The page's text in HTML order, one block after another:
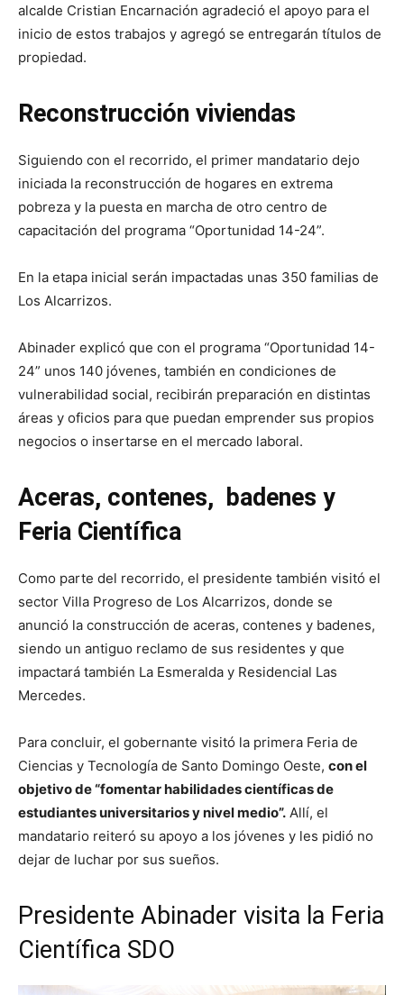
alcalde Cristian Encarnación agradeció el apoyo para el
inicio de estos trabajos y agregó se entregarán títulos de
propiedad.
Reconstrucción viviendas
Siguiendo con el recorrido, el primer mandatario dejo
iniciada la reconstrucción de hogares en extrema
pobreza y la puesta en marcha de otro centro de
capacitación del programa “Oportunidad 14-24”.
En la etapa inicial serán impactadas unas 350 familias de
Los Alcarrizos.
Abinader explicó que con el programa “Oportunidad 14-
24” unos 140 jóvenes, también en condiciones de
vulnerabilidad social, recibirán preparación en distintas
áreas y oficios para que puedan emprender sus propios
negocios o insertarse en el mercado laboral.
Aceras, contenes, badenes y
Feria Científica
Como parte del recorrido, el presidente también visitó el
sector Villa Progreso de Los Alcarrizos, donde se
anunció la construcción de aceras, contenes y badenes,
siendo un antiguo reclamo de sus residentes y que
impactará también La Esmeralda y Residencial Las
Mercedes.
Para concluir, el gobernante visitó la primera Feria de
Ciencias y Tecnología de Santo Domingo Oeste, con el
objetivo de “fomentar habilidades científicas de
estudiantes universitarios y nivel medio”. Allí, el
mandatario reiteró su apoyo a los jóvenes y les pidió no
dejar de luchar por sus sueños.
Presidente Abinader visita la Feria
Científica SDO